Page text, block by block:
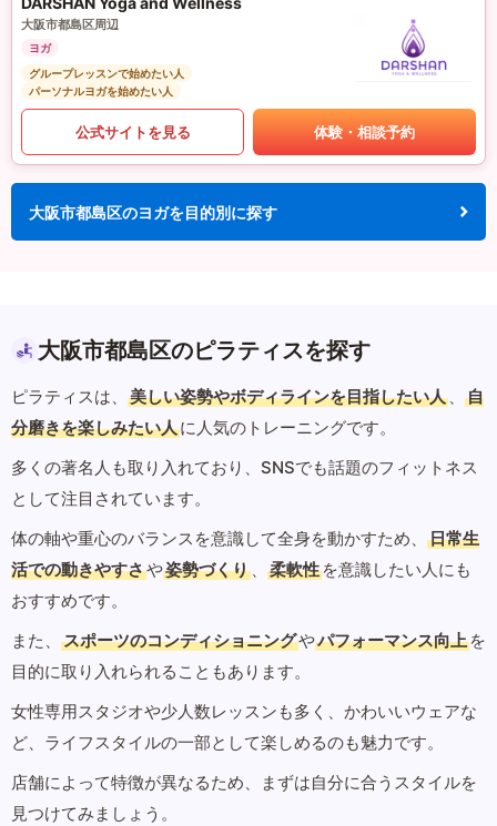
大阪市都島区周辺
ヨガ
グループレッスンで始めたい人
パーソナルヨガを始めたい人
公式サイトを見る 体験・相談予約
大阪市都島区のヨガを目的別に探す
大阪市都島区のピラティスを探す
ピラティスは、 美しい姿勢やボディラインを目指したい人 、
自
分磨きを楽しみたい人に人気のトレーニングです。
多くの著名人も取り入れており、SNSでも話題のフィットネス
として注目されています。
体の軸や重心のバランスを意識して全身を動かすため、
日常生
活での動きやすさや姿勢づくり 、 柔軟性 を意識したい人にも
おすすめです。
また、
スポーツのコンディショニングやパフォーマンス向上 を
目的に取り入れられることもあります。
女性専用スタジオや少人数レッスンも多く、かわいいウェアな
ど、ライフスタイルの一部として楽しめるのも魅力です。
店舗によって特徴が異なるため、まずは自分に合うスタイルを
見つけてみましょう。